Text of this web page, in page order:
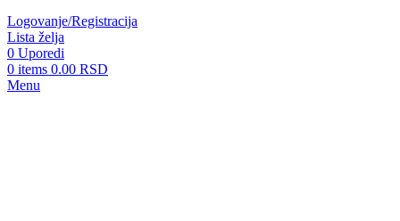
Logovanje/Registracija
Lista želja
0 Uporedi
0 items 0.00 RSD
Menu